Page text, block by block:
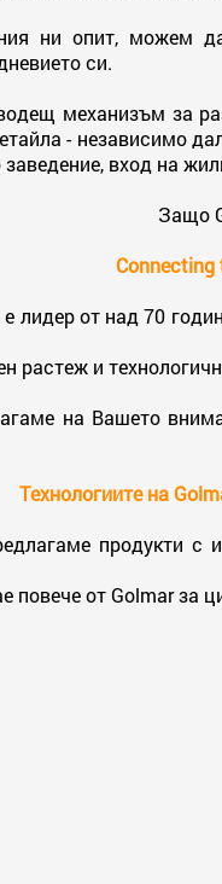
ни опит, можем
си.
механизъм за
- независимо
заведение, вход на
Защо
Connecting
лидер от над 70
растеж и
на Вашето
Tехнологиите на
продукти с
повече от Golmar за